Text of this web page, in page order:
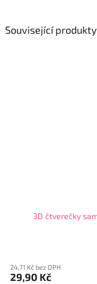
Související produkty
3D čtverečky
24,71 Kč bez DPH
29,90 Kč